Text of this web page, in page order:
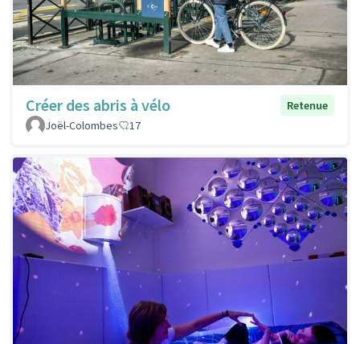
Créer des abris à vélo
Retenue
Joël-Colombes
17